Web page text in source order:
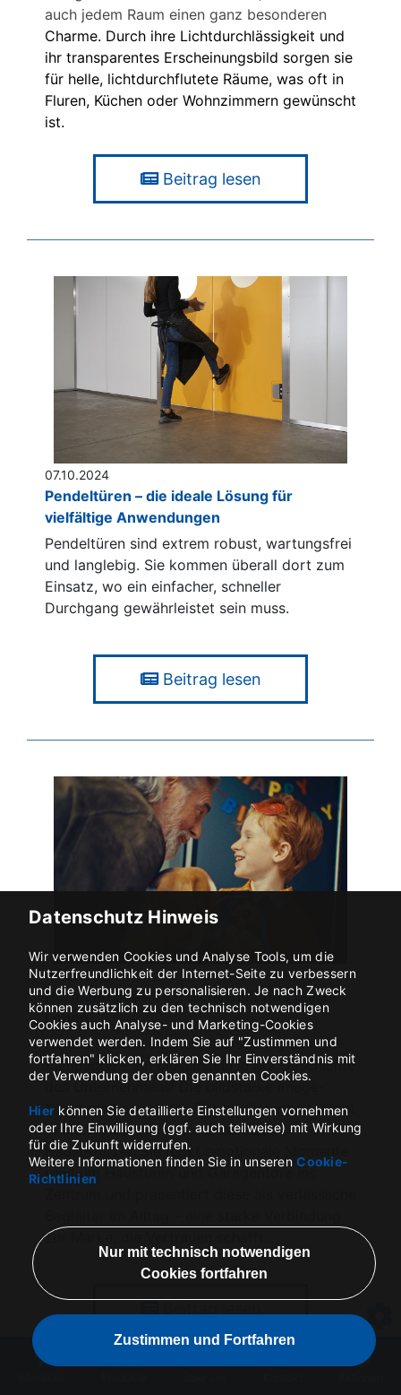
auch jedem Raum einen ganz besonderen
Charme. Durch ihre Lichtdurchlässigkeit und
ihr transparentes Erscheinungsbild sorgen sie
für helle, lichtdurchflutete Räume, was oft in
Fluren, Küchen oder Wohnzimmern gewünscht
ist.
Beitrag lesen
07.10.2024
Pendeltüren – die ideale Lösung für
vielfältige Anwendungen
Pendeltüren sind extrem robust, wartungsfrei
und langlebig. Sie kommen überall dort zum
Einsatz, wo ein einfacher, schneller
Durchgang gewährleistet sein muss.
Beitrag lesen
03.09.2024
Hörmann goes TV – Sicherheit fürs ganze
Leben
Hörmann Schweiz startet erstmalig eine TV-
Kampagne – ein Meilenstein in der Geschichte
des Unternehmens! Die bildstarke Image-
Kampagne bringt das Thema Sicherheit direkt
in die Wohnzimmer der Schweizer
Hausbesitzer. Sie rückt emotionale Momente
rund um Haustüren und Garagentore ins
zur Marke, die Vertrauen schafft.
Datenschutz Hinweis
Wir verwenden Cookies und Analyse Tools, um die
Nutzerfreundlichkeit der Internet-Seite zu verbessern
und die Werbung zu personalisieren. Je nach Zweck
können zusätzlich zu den technisch notwendigen
Cookies auch Analyse- und Marketing-Cookies
verwendet werden. Indem Sie auf "Zustimmen und
fortfahren" klicken, erklären Sie Ihr Einverständnis mit
der Verwendung der oben genannten Cookies.
Hier können Sie detaillierte Einstellungen vornehmen
oder Ihre Einwilligung (ggf. auch teilweise) mit Wirkung
für die Zukunft widerrufen.
Weitere Informationen finden Sie in unserenCookie-
Richtlinien